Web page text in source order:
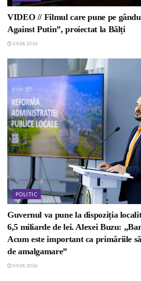
VIDEO // Filmul care pune pe
Against Putin”, proiectat la Bălți
04.08.2026
POLITIC
Guvernul va pune la dispoziția
6,5 miliarde de lei. Alexei Buzu:
Acum este important ca primăriile
de amalgamare”
04.08.2026